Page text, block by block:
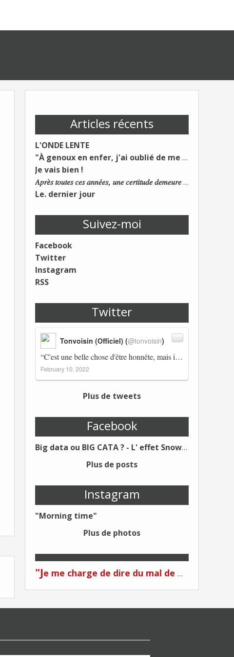
Articles récents
L'ONDE LENTE
"À genoux en enfer, j'ai oublié de me taire"
Je vais bien !
𝐴𝑝𝑟𝑒̀𝑠 𝑡𝑜𝑢𝑡𝑒𝑠 𝑐𝑒𝑠 𝑎𝑛𝑛𝑒́𝑒𝑠, 𝑢𝑛𝑒 𝑐𝑒𝑟𝑡𝑖𝑡𝑢𝑑𝑒 𝑑𝑒𝑚𝑒𝑢𝑟𝑒 : 𝐿𝑒 𝑚𝑜𝑛𝑑𝑒 𝑑𝑢 𝑡𝑟𝑎𝑣𝑎𝑖𝑙 𝑐ℎ𝑎𝑛𝑔𝑒. 𝐿𝑒𝑠 𝑐𝑜𝑛𝑠 𝑠'𝑎𝑑𝑎𝑝𝑡𝑒𝑛𝑡 :)
Le. dernier jour
Suivez-moi
Facebook
Twitter
Instagram
RSS
Twitter
“C'est une belle chose d'être honnête, mais il est également important d'avoir raison.” Winston Churchill Réplico…
Tonvoisin (Officiel) (@tonvoisin)
February 10, 2022
Plus de tweets
Facebook
Big data ou BIG CATA ? - L' effet Snowden - Editions Kawa - Un Éditeur différent !
Plus de posts
Instagram
"Morning time"
Plus de photos
"Je me charge de dire du mal de moi... Quand on me critique... C'est du plagiat ! "